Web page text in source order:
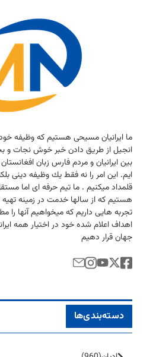
ما ایرانیان مسیحی هستیم كه وظیفه
انجیل از طریق دادن خبر خوش نجات و
بین ایرانیان و مردم فارس زبان
ایم. این امر را نه فقط یك وظیفه دینی
قلمداد میكنیم . ما تیم حرفه ای اما
هستیم كه از سالها خدمت در زمینه تهیه
تجربه هایی داریم كه میخواهیم آنها را
اهداف اعلام شده خود در اختیار همه
جهان قرار دهیم
دسته‌بندی‌ها